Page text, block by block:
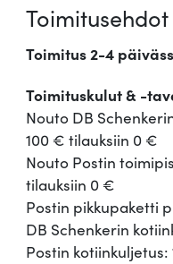
Toimitus 2-4
Toimituskulut & -
Nouto DB
100 € tilauksiin 0 €
Nouto Postin
tilauksiin 0 €
Postin pikkupaketti
DB Schenkerin
Postin kotiinkuljetus: